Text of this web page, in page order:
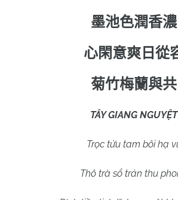
墨池色潤香濃
心閑意爽日從
菊竹梅蘭與共
TÂY GIANG NGUYỆT
Trọc tửu tam bôi hạ
Thô trà sổ trản thu